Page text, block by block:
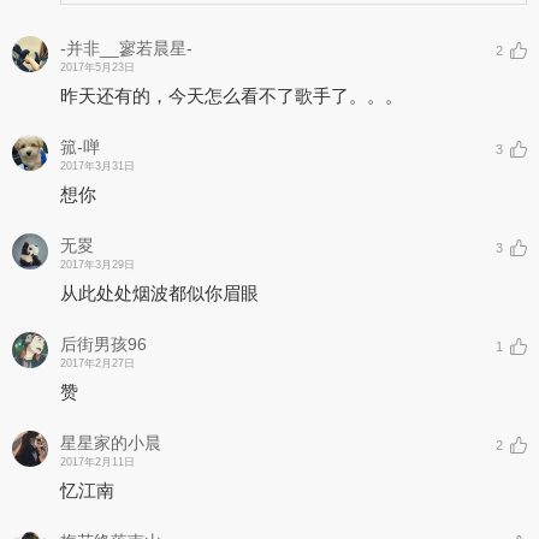
-并非__寥若晨星-
2017年5月23日
2
昨天还有的，今天怎么看不了歌手了。。。
箛-啴
2017年3月31日
3
想你
无畟
2017年3月29日
3
从此处处烟波都似你眉眼
后街男孩96
2017年2月27日
1
赞
星星家的小晨
2017年2月11日
2
忆江南